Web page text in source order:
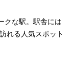
クな駅。駅舎には
れる人気スポット